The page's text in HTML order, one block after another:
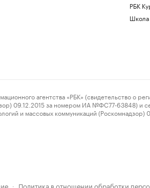
РБК
Школа
агентства «РБК» (свидетельство о
09.12.2015 за номером ИА №ФС77-63848) и
и массовых коммуникаций
· Политика в отношении обработки